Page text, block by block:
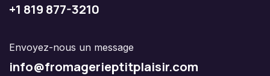
+1 819 877-3210
Envoyez-nous un message
info@fromagerieptitplaisir.com